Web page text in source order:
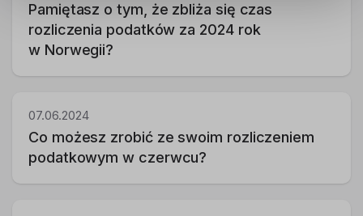
Pamiętasz o tym, że zbliża się czas
rozliczenia podatków za 2024 rok
w Norwegii?
07.06.2024
Co możesz zrobić ze swoim rozliczeniem
podatkowym w czerwcu?